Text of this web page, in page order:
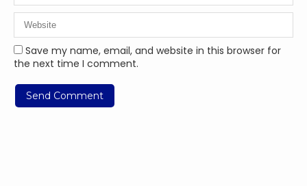
Save my name, email, and website in this browser for
the next time I comment.